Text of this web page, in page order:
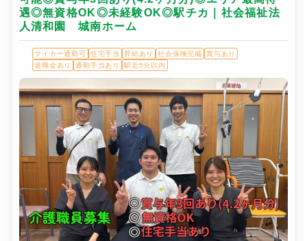
遇◎無資格OK◎未経験OK◎駅チカ｜社会福祉法
人清和園 城南ホーム
マイカー通勤可 住宅手当 昇給あり 社会保険完備
賞与あり
退職金あり
通勤手当あり 駅近5分以内